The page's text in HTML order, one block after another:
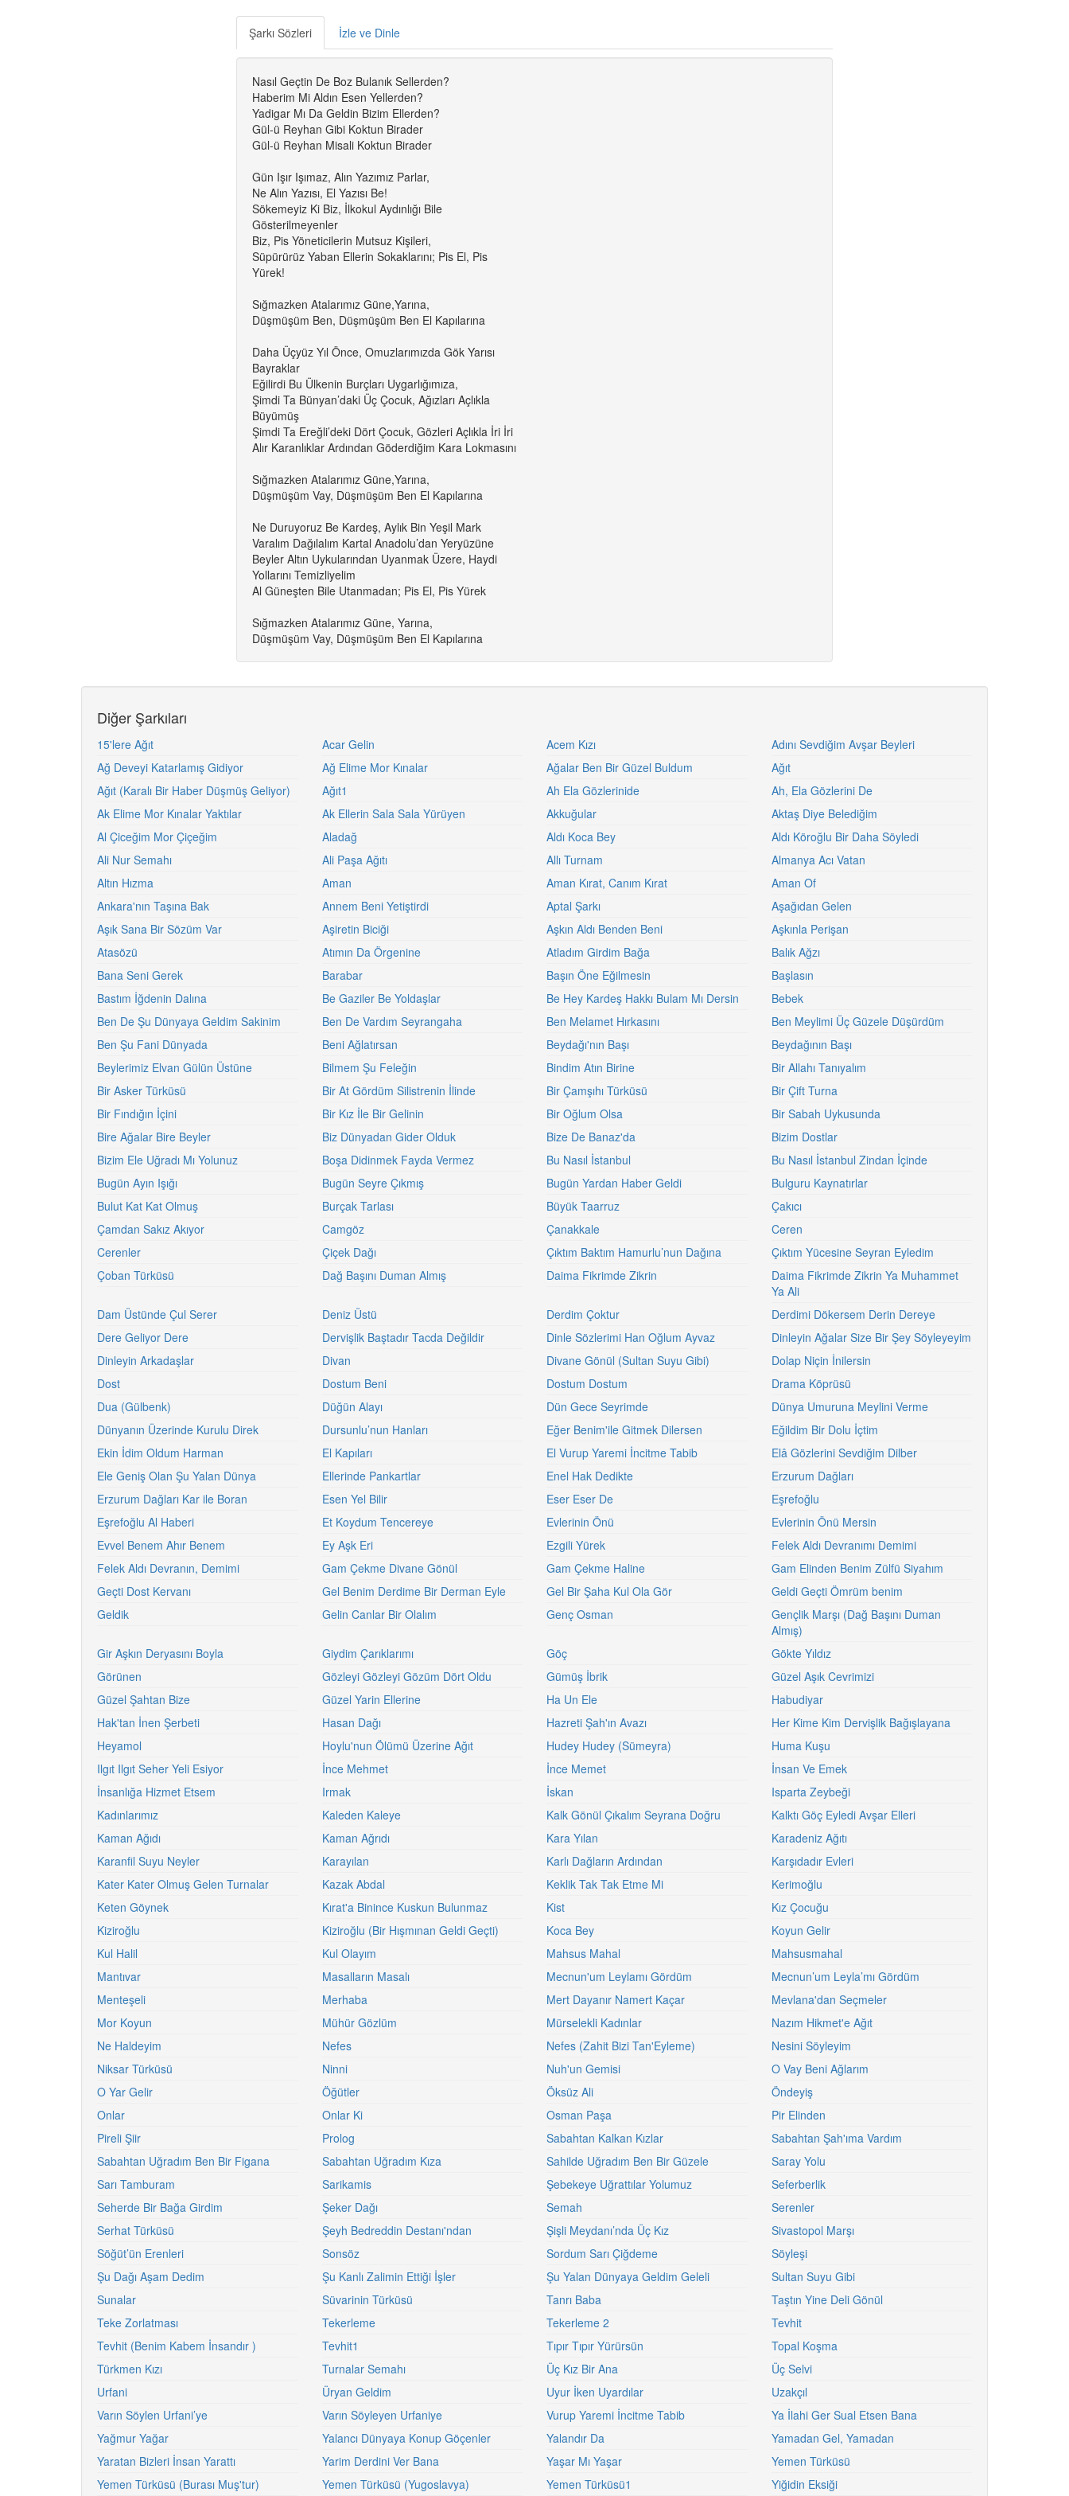
Şarkı Sözleri İzle ve Dinle
Nasıl Geçtin De Boz Bulanık Sellerden?
Haberim Mi Aldın Esen Yellerden?
Yadigar Mı Da Geldin Bizim Ellerden?
Gül-ü Reyhan Gibi Koktun Birader
Gül-ü Reyhan Misali Koktun Birader
Gün Işır Işımaz, Alın Yazımız Parlar,
Ne Alın Yazısı, El Yazısı Be!
Sökemeyiz Ki Biz, İlkokul Aydınlığı Bile
Gösterilmeyenler
Biz, Pis Yöneticilerin Mutsuz Kişileri,
Süpürürüz Yaban Ellerin Sokaklarını; Pis El, Pis
Yürek!
Sığmazken Atalarımız Güne,Yarına,
Düşmüşüm Ben, Düşmüşüm Ben El Kapılarına
Daha Üçyüz Yıl Önce, Omuzlarımızda Gök Yarısı
Bayraklar
Eğilirdi Bu Ülkenin Burçları Uygarlığımıza,
Şimdi Ta Bünyan’daki Üç Çocuk, Ağızları Açlıkla
Büyümüş
Şimdi Ta Ereğli’deki Dört Çocuk, Gözleri Açlıkla İri İri
Alır Karanlıklar Ardından Göderdiğim Kara Lokmasını
Sığmazken Atalarımız Güne,Yarına,
Düşmüşüm Vay, Düşmüşüm Ben El Kapılarına
Ne Duruyoruz Be Kardeş, Aylık Bin Yeşil Mark
Varalım Dağılalım Kartal Anadolu’dan Yeryüzüne
Beyler Altın Uykularından Uyanmak Üzere, Haydi
Yollarını Temizliyelim
Al Güneşten Bile Utanmadan; Pis El, Pis Yürek
Sığmazken Atalarımız Güne, Yarına,
Düşmüşüm Vay, Düşmüşüm Ben El Kapılarına
Diğer Şarkıları
15'lere Ağıt Acar Gelin Acem Kızı
Adını Sevdiğim Avşar Beyleri
Ağ Deveyi Katarlamış Gidiyor
Ağ Elime Mor Kınalar Ağalar Ben Bir Güzel Buldum
Ağıt
Ağıt (Karalı Bir Haber Düşmüş Geliyor)
Ağıt1 Ah Ela Gözlerinide
Ah, Ela Gözlerini De
Ak Elime Mor Kınalar Yaktılar
Ak Ellerin Sala Sala Yürüyen Akkuğular
Aktaş Diye Belediğim
Al Çiceğim Mor Çiçeğim
Aladağ Aldı Koca Bey
Aldı Köroğlu Bir Daha Söyledi
Ali Nur Semahı
Ali Paşa Ağıtı Allı Turnam
Almanya Acı Vatan
Altın Hızma
Aman Aman Kırat, Canım Kırat
Aman Of
Ankara'nın Taşına Bak
Annem Beni Yetiştirdi Aptal Şarkı
Aşağıdan Gelen
Aşık Sana Bir Sözüm Var
Aşiretin Biciği Aşkın Aldı Benden Beni
Aşkınla Perişan
Atasözü
Atımın Da Örgenine Atladım Girdim Bağa
Balık Ağzı
Bana Seni Gerek
Barabar Başın Öne Eğilmesin
Başlasın
Bastım İğdenin Dalına
Be Gaziler Be Yoldaşlar Be Hey Kardeş Hakkı Bulam Mı Dersin
Bebek
Ben De Şu Dünyaya Geldim Sakinim
Ben De Vardım Seyrangaha Ben Melamet Hırkasını
Ben Meylimi Üç Güzele Düşürdüm
Ben Şu Fani Dünyada
Beni Ağlatırsan Beydağı'nın Başı
Beydağının Başı
Beylerimiz Elvan Gülün Üstüne
Bilmem Şu Feleğin Bindim Atın Birine
Bir Allahı Tanıyalım
Bir Asker Türküsü
Bir At Gördüm Silistrenin İlinde Bir Çamşıhı Türküsü
Bir Çift Turna
Bir Fındığın İçini
Bir Kız İle Bir Gelinin Bir Oğlum Olsa
Bir Sabah Uykusunda
Bire Ağalar Bire Beyler
Biz Dünyadan Gider Olduk Bize De Banaz'da
Bizim Dostlar
Bizim Ele Uğradı Mı Yolunuz
Boşa Didinmek Fayda Vermez Bu Nasıl İstanbul
Bu Nasıl İstanbul Zindan İçinde
Bugün Ayın Işığı
Bugün Seyre Çıkmış Bugün Yardan Haber Geldi
Bulguru Kaynatırlar
Bulut Kat Kat Olmuş
Burçak Tarlası Büyük Taarruz
Çakıcı
Çamdan Sakız Akıyor
Camgöz Çanakkale
Ceren
Cerenler
Çiçek Dağı Çıktım Baktım Hamurlu’nun Dağına
Çıktım Yücesine Seyran Eyledim
Çoban Türküsü
Dağ Başını Duman Almış Daima Fikrimde Zikrin
Daima Fikrimde Zikrin Ya Muhammet
Ya Ali
Dam Üstünde Çul Serer
Deniz Üstü Derdim Çoktur
Derdimi Dökersem Derin Dereye
Dere Geliyor Dere
Dervişlik Baştadır Tacda Değildir Dinle Sözlerimi Han Oğlum Ayvaz
Dinleyin Ağalar Size Bir Şey Söyleyeyim
Dinleyin Arkadaşlar
Divan Divane Gönül (Sultan Suyu Gibi)
Dolap Niçin İnilersin
Dost
Dostum Beni Dostum Dostum
Drama Köprüsü
Dua (Gülbenk)
Düğün Alayı Dün Gece Seyrimde
Dünya Umuruna Meylini Verme
Dünyanın Üzerinde Kurulu Direk
Dursunlu’nun Hanları Eğer Benim'ile Gitmek Dilersen
Eğildim Bir Dolu İçtim
Ekin İdim Oldum Harman
El Kapıları El Vurup Yaremi İncitme Tabib
Elâ Gözlerini Sevdiğim Dilber
Ele Geniş Olan Şu Yalan Dünya
Ellerinde Pankartlar Enel Hak Dedikte
Erzurum Dağları
Erzurum Dağları Kar ile Boran
Esen Yel Bilir Eser Eser De
Eşrefoğlu
Eşrefoğlu Al Haberi
Et Koydum Tencereye Evlerinin Önü
Evlerinin Önü Mersin
Evvel Benem Ahır Benem
Ey Aşk Eri Ezgili Yürek
Felek Aldı Devranımı Demimi
Felek Aldı Devranın, Demimi
Gam Çekme Divane Gönül Gam Çekme Haline
Gam Elinden Benim Zülfü Siyahım
Geçti Dost Kervanı
Gel Benim Derdime Bir Derman Eyle Gel Bir Şaha Kul Ola Gör
Geldi Geçti Ömrüm benim
Geldik
Gelin Canlar Bir Olalım Genç Osman
Gençlik Marşı (Dağ Başını Duman
Almış)
Gir Aşkın Deryasını Boyla
Giydim Çarıklarımı Göç
Gökte Yıldız
Görünen
Gözleyi Gözleyi Gözüm Dört Oldu Gümüş İbrik
Güzel Aşık Cevrimizi
Güzel Şahtan Bize
Güzel Yarin Ellerine Ha Un Ele
Habudiyar
Hak'tan İnen Şerbeti
Hasan Dağı Hazreti Şah'ın Avazı
Her Kime Kim Dervişlik Bağışlayana
Heyamol
Hoylu'nun Ölümü Üzerine Ağıt Hudey Hudey (Sümeyra)
Huma Kuşu
Ilgıt Ilgıt Seher Yeli Esiyor
İnce Mehmet İnce Memet
İnsan Ve Emek
İnsanlığa Hizmet Etsem
Irmak İskan
Isparta Zeybeği
Kadınlarımız
Kaleden Kaleye Kalk Gönül Çıkalım Seyrana Doğru
Kalktı Göç Eyledi Avşar Elleri
Kaman Ağıdı
Kaman Ağrıdı Kara Yılan
Karadeniz Ağıtı
Karanfil Suyu Neyler
Karayılan Karlı Dağların Ardından
Karşıdadır Evleri
Kater Kater Olmuş Gelen Turnalar
Kazak Abdal Keklik Tak Tak Etme Mi
Kerimoğlu
Keten Göynek
Kırat'a Binince Kuskun Bulunmaz Kist
Kız Çocuğu
Kiziroğlu
Kiziroğlu (Bir Hışmınan Geldi Geçti) Koca Bey
Koyun Gelir
Kul Halil
Kul Olayım Mahsus Mahal
Mahsusmahal
Mantıvar
Masalların Masalı Mecnun'um Leylamı Gördüm
Mecnun’um Leyla’mı Gördüm
Menteşeli
Merhaba Mert Dayanır Namert Kaçar
Mevlana'dan Seçmeler
Mor Koyun
Mühür Gözlüm Mürselekli Kadınlar
Nazım Hikmet'e Ağıt
Ne Haldeyim
Nefes Nefes (Zahit Bizi Tan'Eyleme)
Nesini Söyleyim
Niksar Türküsü
Ninni Nuh'un Gemisi
O Vay Beni Ağlarım
O Yar Gelir
Öğütler Öksüz Ali
Öndeyiş
Onlar
Onlar Ki Osman Paşa
Pir Elinden
Pireli Şiir
Prolog Sabahtan Kalkan Kızlar
Sabahtan Şah'ıma Vardım
Sabahtan Uğradım Ben Bir Figana
Sabahtan Uğradım Kıza Sahilde Uğradım Ben Bir Güzele
Saray Yolu
Sarı Tamburam
Sarikamis Şebekeye Uğrattılar Yolumuz
Seferberlik
Seherde Bir Bağa Girdim
Şeker Dağı Semah
Serenler
Serhat Türküsü
Şeyh Bedreddin Destanı'ndan Şişli Meydanı’nda Üç Kız
Sivastopol Marşı
Söğüt’ün Erenleri
Sonsöz Sordum Sarı Çiğdeme
Söyleşi
Şu Dağı Aşam Dedim
Şu Kanlı Zalimin Ettiği İşler Şu Yalan Dünyaya Geldim Geleli
Sultan Suyu Gibi
Sunalar
Süvarinin Türküsü Tanrı Baba
Taştın Yine Deli Gönül
Teke Zorlatması
Tekerleme Tekerleme 2
Tevhit
Tevhit (Benim Kabem İnsandır )
Tevhit1 Tıpır Tıpır Yürürsün
Topal Koşma
Türkmen Kızı
Turnalar Semahı Üç Kız Bir Ana
Üç Selvi
Urfani
Üryan Geldim Uyur İken Uyardılar
Uzakçıl
Varın Söylen Urfani’ye
Varın Söyleyen Urfaniye Vurup Yaremi İncitme Tabib
Ya İlahi Ger Sual Etsen Bana
Yağmur Yağar
Yalancı Dünyaya Konup Göçenler Yalandır Da
Yamadan Gel, Yamadan
Yaratan Bizleri İnsan Yarattı
Yarim Derdini Ver Bana Yaşar Mı Yaşar
Yemen Türküsü
Yemen Türküsü (Burası Muş'tur)
Yemen Türküsü (Yugoslavya) Yemen Türküsü1 Yiğidin Eksiği